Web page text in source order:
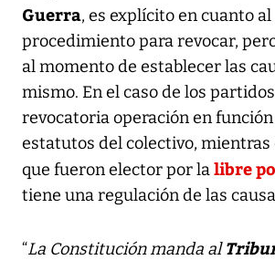
Guerra, es explícito en cuanto al
procedimiento para revocar,
al momento de establecer las
mismo. En el caso de los
revocatoria operación en función
estatutos del colectivo, mientras
que fueron elector por lalibre
tiene una regulación de las
“La Constitución manda al